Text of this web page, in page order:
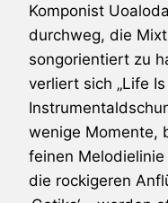
Komponist
durchweg, die
songorientiert zu
verliert sich „Life
wenige Momente,
feinen
die rockigeren